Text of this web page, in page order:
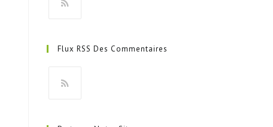
un
onglet
Flux RSS Des Commentaires